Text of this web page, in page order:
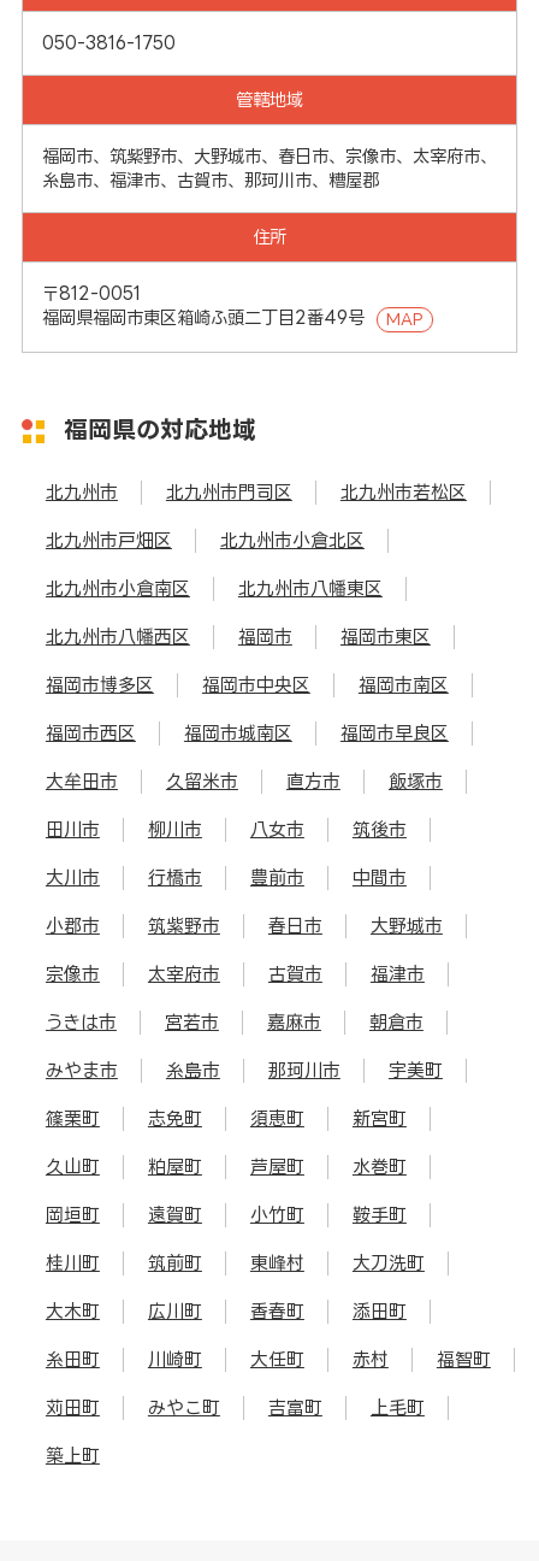
050-3816-1750
管轄地域
福岡市、筑紫野市、大野城市、春日市、宗像市、太宰府市、
糸島市、福津市、古賀市、那珂川市、糟屋郡
住所
〒812-0051
福岡県福岡市東区箱崎ふ頭二丁目2番49号
MAP
福岡県の対応地域
北九州市 北九州市門司区 北九州市若松区
北九州市戸畑区 北九州市小倉北区
北九州市小倉南区 北九州市八幡東区
北九州市八幡西区 福岡市 福岡市東区
福岡市博多区 福岡市中央区 福岡市南区
福岡市西区 福岡市城南区 福岡市早良区
大牟田市 久留米市 直方市 飯塚市
田川市 柳川市 八女市 筑後市
大川市 行橋市 豊前市 中間市
小郡市 筑紫野市 春日市 大野城市
宗像市 太宰府市 古賀市 福津市
うきは市 宮若市 嘉麻市 朝倉市
みやま市 糸島市 那珂川市 宇美町
篠栗町 志免町 須恵町 新宮町
久山町 粕屋町 芦屋町 水巻町
岡垣町 遠賀町 小竹町 鞍手町
桂川町 筑前町 東峰村 大刀洗町
大木町 広川町 香春町 添田町
糸田町 川崎町 大任町 赤村 福智町
苅田町 みやこ町 吉富町 上毛町
築上町